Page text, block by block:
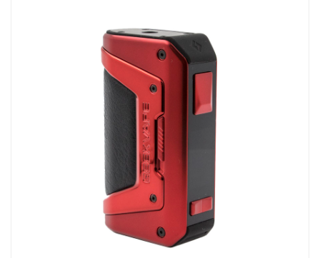
permet de programmer un coefficient de chauffe sur mesure.
VPC : il permet de définir une courbe de variation de la puissance
Bypass : le chipset délivre la tension naturelle des accus, comme
COMMENT CHANGER DE MODE
Pour changer de mode, il convient d’abord de cliquer 3 fois
rapidement sur le switch, puis de faire défiler les modes proposés
avec les boutons de réglage. Pour cette photo, nous avons
sélectionné le mode TC-SS, qui permet de régler une